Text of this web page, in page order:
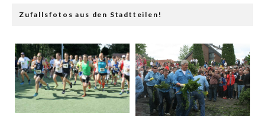
Zufallsfotos aus den Stadtteilen!